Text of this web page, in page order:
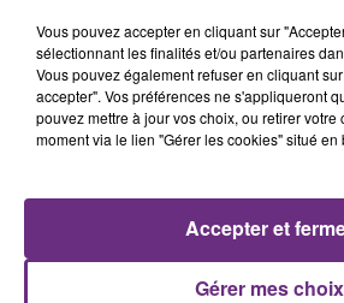
7 août 2026
LE MAGASIN JOUÉCLUB DE
C'était l'une des institutions du
rémois. Le magasin JouéClub
fermer ses portes.
TITRES DIFFUSÉS
Vous pouvez accepter en cliquant sur
sélectionnant les finalités et/ou partenaires
Vous pouvez également refuser en cliquant
accepter". Vos préférences ne s'appliqueront
pouvez mettre à jour vos choix, ou retirer votre
moment via le lien "Gérer les cookies" situé
Gérer mes choix
Accepter et